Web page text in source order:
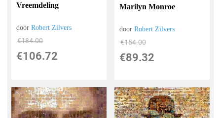
Vreemdeling
doorRobert Zilvers
€184.00
€106.72
Marilyn Monroe
doorRobert Zilvers
€154.00
€89.32